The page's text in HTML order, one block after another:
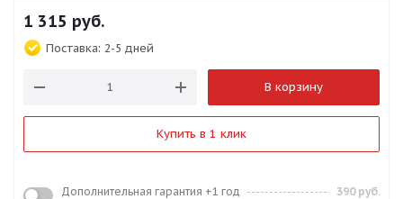
1 315 руб.
Поставка: 2-5 дней
В корзину
Купить в 1 клик
Дополнительная гарантия +1 год
390 руб.